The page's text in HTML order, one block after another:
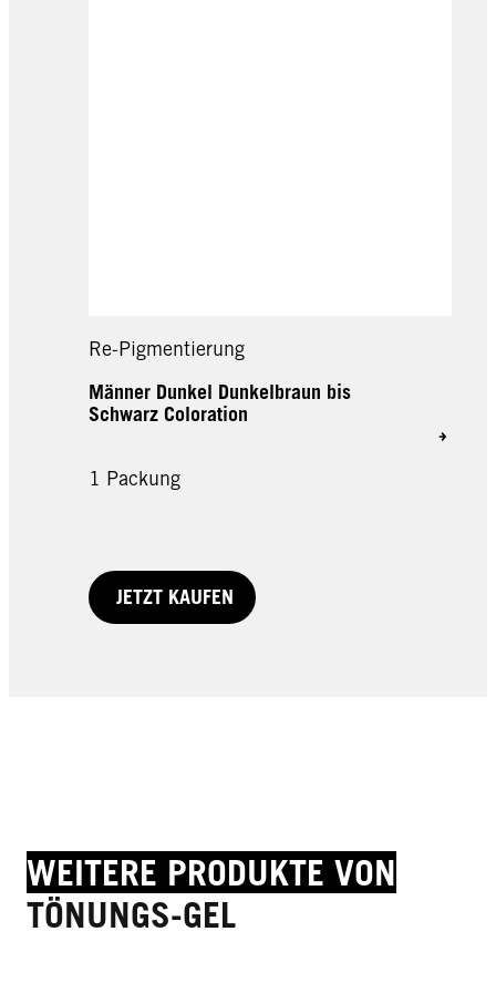
Re-Pigmentierung
Männer Dunkel Dunkelbraun bis
Schwarz Coloration
1 Packung
JETZT KAUFEN
WEITERE PRODUKTE VON
TÖNUNGS-GEL